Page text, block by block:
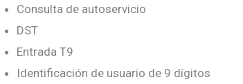
Consulta de autoservicio
DST
Entrada T9
Identificación de usuario de 9 dígitos